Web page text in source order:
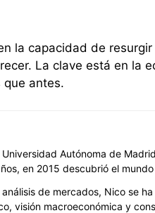
la capacidad de
La clave está en la
antes.
Autónoma de
en 2015 descubrió el
de mercados, Nico se
visión macroeconómica y